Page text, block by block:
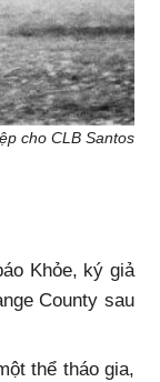
cho CLB Santos
Khỏe, ký giả
County sau
thể tháo gia,